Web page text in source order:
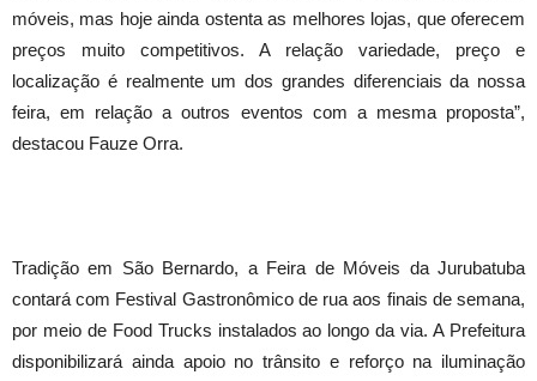
móveis, mas hoje ainda ostenta as melhores lojas, que oferecem
preços muito competitivos. A relação variedade, preço e
localização é realmente um dos grandes diferenciais da nossa
feira, em relação a outros eventos com a mesma proposta”,
destacou Fauze Orra.
Tradição em São Bernardo, a Feira de Móveis da Jurubatuba
contará com Festival Gastronômico de rua aos finais de semana,
por meio de Food Trucks instalados ao longo da via. A Prefeitura
disponibilizará ainda apoio no trânsito e reforço na iluminação